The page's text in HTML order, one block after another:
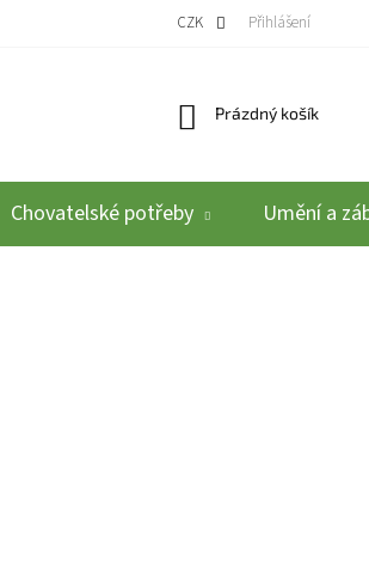
ELEKTROZAŘÍZENÍ / BATERIÍ REKLAMACE A
CZK Přihlášení
Nákupní košík
Prázdný košík
Chovatelské potřeby Umění a